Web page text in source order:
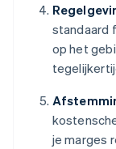
standaard
op het
je marges